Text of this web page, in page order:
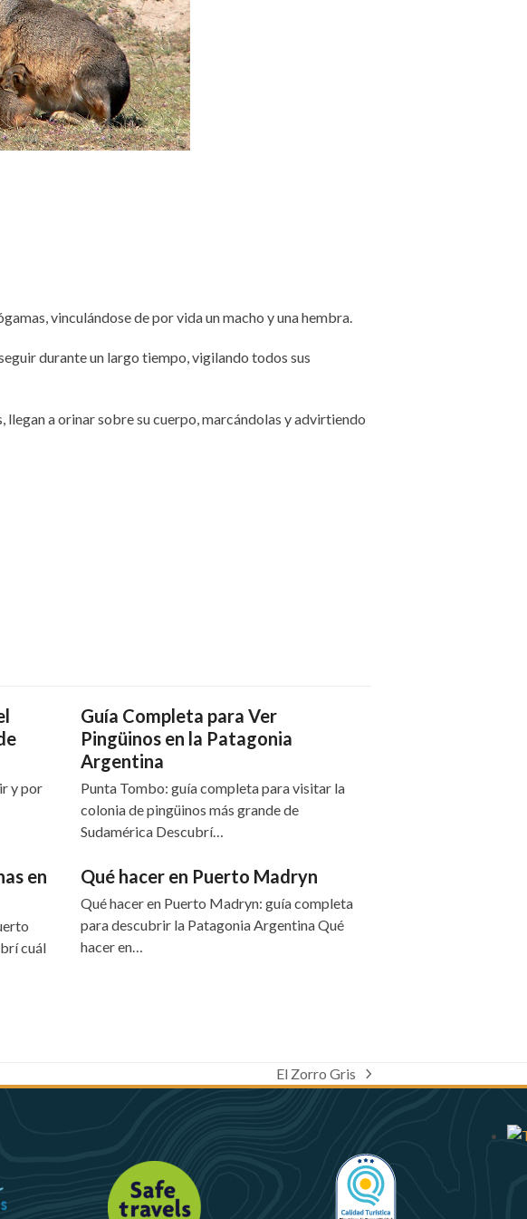
vinculándose de por vida un macho y una hembra.
durante un largo tiempo, vigilando todos sus
llegan a orinar sobre su cuerpo, marcándolas y advirtiendo
y por
Guía Completa para Ver
Pingüinos en la Patagonia
Argentina
Punta Tombo: guía completa para visitar la
colonia de pingüinos más grande de
Sudamérica Descubrí…
en
cuál
Qué hacer en Puerto Madryn
Qué hacer en Puerto Madryn: guía completa
para descubrir la Patagonia Argentina Qué
hacer en…
next
El Zorro Gris